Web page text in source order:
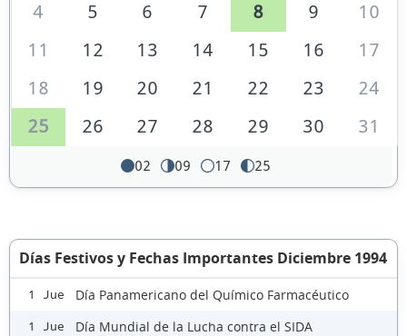
4
5 6 7 8 9
10
11
12 13 14 15 16
17
18
19 20 21 22 23
24
25
26 27 28 29 30 31
02 09 17 25
Días Festivos y Fechas Importantes Diciembre 1994
1 Jue Día Panamericano del Químico Farmacéutico
1 Jue Día Mundial de la Lucha contra el SIDA